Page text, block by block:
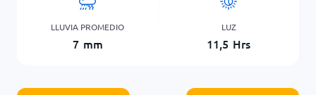
LLUVIA PROMEDIO
7 mm
LUZ
11,5 Hrs